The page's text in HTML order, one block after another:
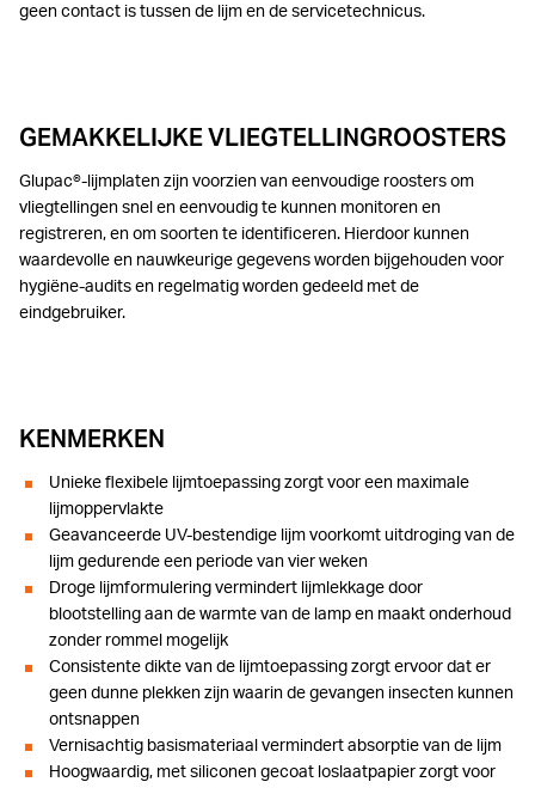
geen contact is tussen de lijm en de servicetechnicus.
GEMAKKELIJKE VLIEGTELLINGROOSTERS
Glupac®-lijmplaten zijn voorzien van eenvoudige roosters om
vliegtellingen snel en eenvoudig te kunnen monitoren en
registreren, en om soorten te identificeren. Hierdoor kunnen
waardevolle en nauwkeurige gegevens worden bijgehouden voor
hygiëne-audits en regelmatig worden gedeeld met de
eindgebruiker.
KENMERKEN
Unieke flexibele lijmtoepassing zorgt voor een maximale
lijmoppervlakte
Geavanceerde UV-bestendige lijm voorkomt uitdroging van de
lijm gedurende een periode van vier weken
Droge lijmformulering vermindert lijmlekkage door
blootstelling aan de warmte van de lamp en maakt onderhoud
zonder rommel mogelijk
Consistente dikte van de lijmtoepassing zorgt ervoor dat er
geen dunne plekken zijn waarin de gevangen insecten kunnen
ontsnappen
Vernisachtig basismateriaal vermindert absorptie van de lijm
Hoogwaardig, met siliconen gecoat loslaatpapier zorgt voor